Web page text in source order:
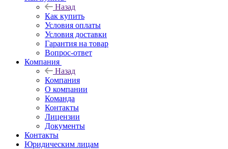
Назад
Как купить
Условия оплаты
Условия доставки
Гарантия на товар
Вопрос-ответ
Компания
Назад
Компания
О компании
Команда
Контакты
Лицензии
Документы
Контакты
Юридическим лицам